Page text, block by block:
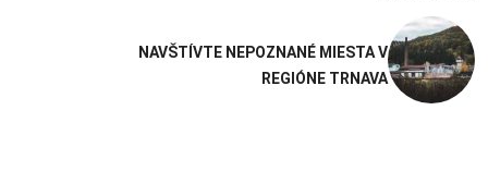
NAVŠTÍVTE NEPOZNANÉ MIESTA V
REGIÓNE TRNAVA